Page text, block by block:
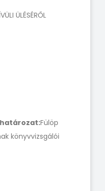
ÜLÉSÉRŐL
határozat:Fülöp
könyvvizsgálói